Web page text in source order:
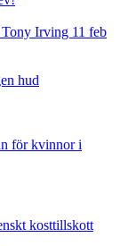
Irving 11 feb
hud
för kvinnor i
kosttillskott